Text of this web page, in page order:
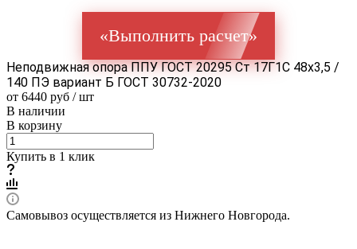
«Выполнить расчет»
Неподвижная опора ППУ ГОСТ 20295 Ст 17Г1С 48x3,5 /
140 ПЭ вариант Б ГОСТ 30732-2020
от 6440 руб / шт
В наличии
В корзину
Купить в 1 клик
Самовывоз осуществляется из Нижнего Новгорода.